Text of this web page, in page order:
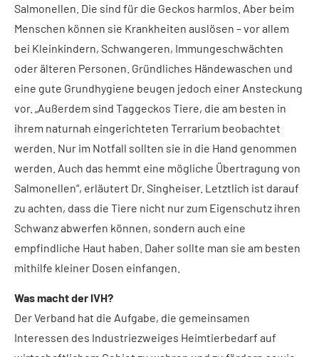
Salmonellen. Die sind für die Geckos harmlos. Aber beim
Menschen können sie Krankheiten auslösen – vor allem
bei Kleinkindern, Schwangeren, Immungeschwächten
oder älteren Personen. Gründliches Händewaschen und
eine gute Grundhygiene beugen jedoch einer Ansteckung
vor. „Außerdem sind Taggeckos Tiere, die am besten in
ihrem naturnah eingerichteten Terrarium beobachtet
werden. Nur im Notfall sollten sie in die Hand genommen
werden. Auch das hemmt eine mögliche Übertragung von
Salmonellen“, erläutert Dr. Singheiser. Letztlich ist darauf
zu achten, dass die Tiere nicht nur zum Eigenschutz ihren
Schwanz abwerfen können, sondern auch eine
empfindliche Haut haben. Daher sollte man sie am besten
mithilfe kleiner Dosen einfangen.
Was macht der IVH?
Der Verband hat die Aufgabe, die gemeinsamen
Interessen des Industriezweiges Heimtierbedarf auf